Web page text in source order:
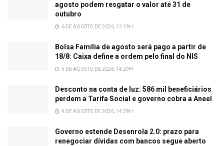
agosto podem resgatar o valor até 31 de
outubro
6 DE AGOSTO DE 2026, 13:19H
Bolsa Família de agosto será pago a partir de
18/8: Caixa define a ordem pelo final do NIS
5 DE AGOSTO DE 2026, 14:29H
Desconto na conta de luz: 586 mil beneficiários
perdem a Tarifa Social e governo cobra a Aneel
4 DE AGOSTO DE 2026, 14:29H
Governo estende Desenrola 2.0: prazo para
renegociar dívidas com bancos segue aberto